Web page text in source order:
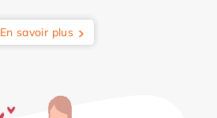
En savoir plus